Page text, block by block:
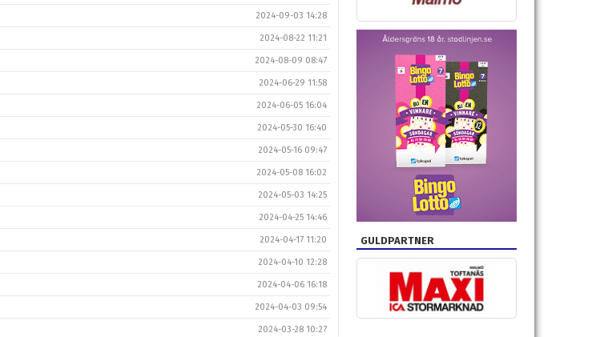
2024-09-03 14:28
2024-08-22 11:21
2024-08-09 08:47
2024-06-29 11:58
2024-06-05 16:04
2024-05-30 16:40
2024-05-16 09:47
2024-05-08 16:02
2024-05-03 14:25
2024-04-25 14:46
2024-04-17 11:20
2024-04-10 12:28
2024-04-06 16:18
2024-04-03 09:54
2024-03-28 10:27
GULDPARTNER